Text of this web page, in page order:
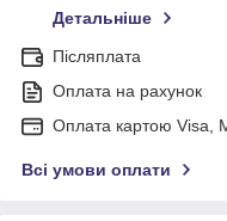
Детальніше
Післяплата
Оплата на рахунок
Оплата картою Visa,
Всі умови оплати